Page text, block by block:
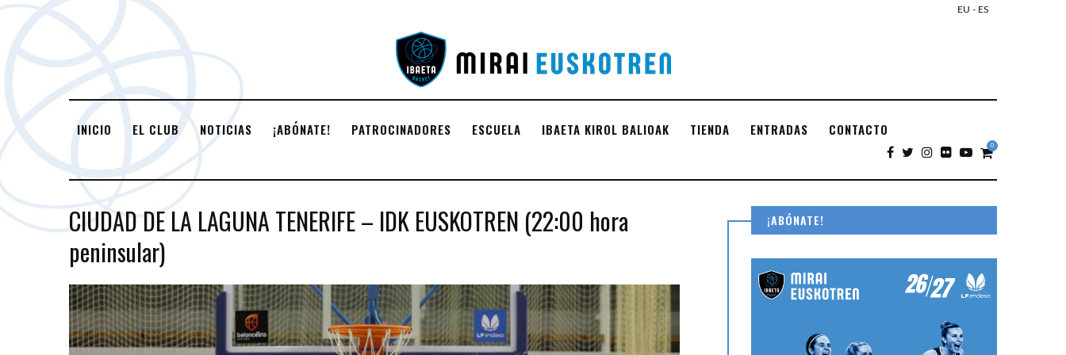
EU - ES
INICIO EL CLUB NOTICIAS ¡ABÓNATE! PATROCINADORES ESCUELA IBAETA KIROL BALIOAK TIENDA ENTRADAS CONTACTO
0
CIUDAD DE LA LAGUNA TENERIFE – IDK EUSKOTREN (22:00 hora
peninsular)
¡ABÓNATE!